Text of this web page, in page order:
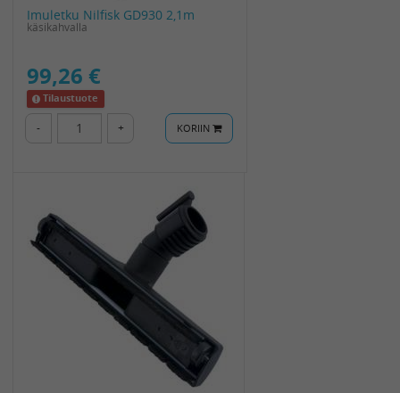
Imuletku Nilfisk GD930 2,1m
käsikahvalla
99,26 €
Tilaustuote
- + KORIIN